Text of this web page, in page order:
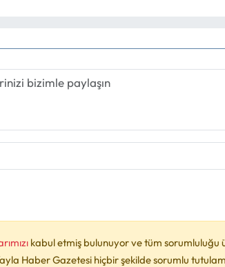
kabul etmiş bulunuyor ve tüm sorumluluğu
Haber Gazetesi hiçbir şekilde sorumlu